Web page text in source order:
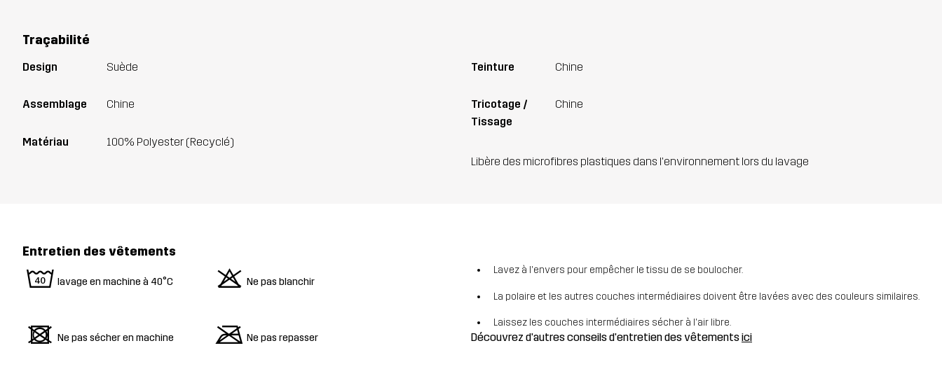
Traçabilité
Design Suède
Assemblage Chine
Matériau 100% Polyester (Recyclé)
Teinture Chine
Tricotage /
Tissage
Chine
Libère des microfibres plastiques dans l'environnement lors du lavage
Entretien des vêtements
8 lavage en machine à 40°C o Ne pas blanchir
d Ne pas sécher en machine m Ne pas repasser
Lavez à l'envers pour empêcher le tissu de se boulocher.
La polaire et les autres couches intermédiaires doivent être lavées avec des couleurs similaires.
Laissez les couches intermédiaires sécher à l'air libre.
Découvrez d'autres conseils d'entretien des vêtementsici